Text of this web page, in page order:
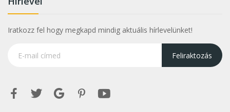
Iratkozz fel hogy megkapd mindig aktuális hírlevelünket!
Feliraktozás